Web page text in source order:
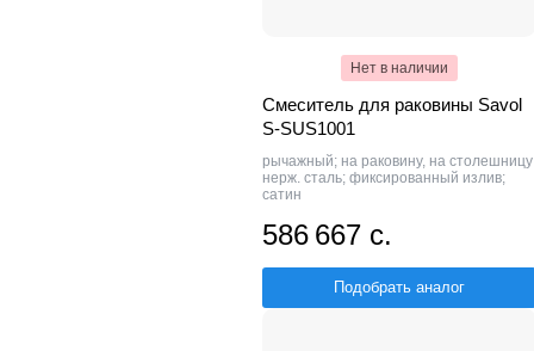
Нет в наличии
Смеситель для раковины Savol
S-SUS1001
рычажный; на раковину, на
нерж. сталь; фиксированный излив;
сатин
586 667 с.
Подобрать аналог